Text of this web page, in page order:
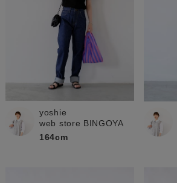
yoshie
web store BINGOYA
164cm